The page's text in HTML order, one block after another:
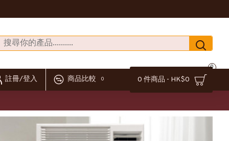
註冊/登入 商品比較 0 0 件商品 - HK$0
0